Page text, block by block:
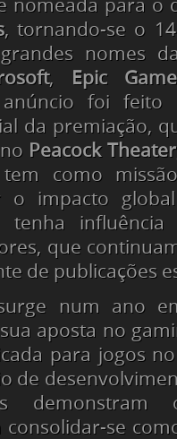
nomeada para o
, tornando-se o
nomes
,
Epic
foi feito
da premiação,
Peacock Theater
como
o impacto
influência
que
de publicações
num ano
aposta no
para jogos
de
demonstram
se